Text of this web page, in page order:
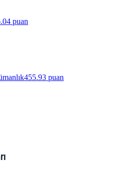
puan
455.93 puan